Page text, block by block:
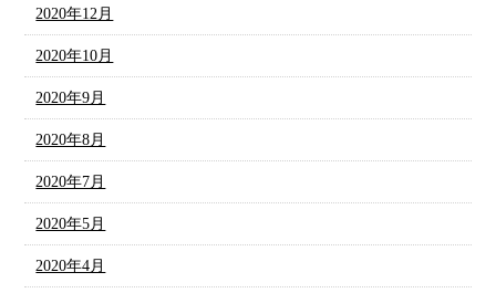
2020年12月
2020年10月
2020年9月
2020年8月
2020年7月
2020年5月
2020年4月